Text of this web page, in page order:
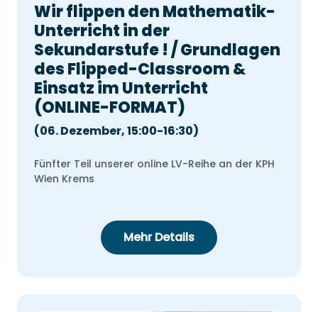
Wir flippen den Mathematik-
Unterricht in der
Sekundarstufe ! / Grundlagen
des Flipped-Classroom &
Einsatz im Unterricht
(ONLINE-FORMAT)
(06. Dezember, 15:00-16:30)
Fünfter Teil unserer online LV-Reihe an der KPH
Wien Krems
Mehr Details
Leon Frischauf
Einführungsgespräch für
Studyly